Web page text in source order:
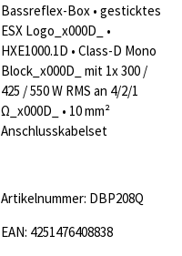
Bassreflex-Box • gesticktes
ESX Logo_x000D_ •
HXE1000.1D • Class-D Mono
Block_x000D_ mit 1x 300 /
425 / 550 W RMS an 4/2/1
Ω_x000D_ • 10 mm²
Anschlusskabelset
Artikelnummer: DBP208Q
EAN: 4251476408838